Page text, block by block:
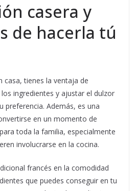
casera y
de hacerla tú
casa, tienes la ventaja de
ingredientes y ajustar el dulzor
preferencia. Además, es una
en un momento de
toda la familia, especialmente
involucrarse en la cocina.
francés en la comodidad
que puedes conseguir en tu